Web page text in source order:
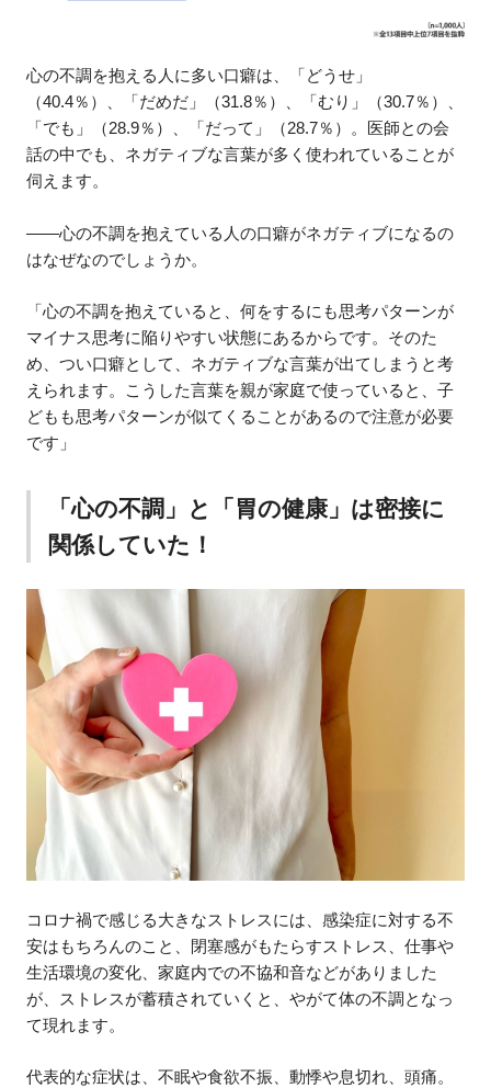
心の不調を抱える人に多い口癖は、「どうせ」
（40.4％）、「だめだ」（31.8％）、「むり」（30.7％）、
「でも」（28.9％）、「だって」（28.7％）。医師との会
話の中でも、ネガティブな言葉が多く使われていることが
伺えます。
――心の不調を抱えている人の口癖がネガティブになるの
はなぜなのでしょうか。
「心の不調を抱えていると、何をするにも思考パターンが
マイナス思考に陥りやすい状態にあるからです。そのた
め、つい口癖として、ネガティブな言葉が出てしまうと考
えられます。こうした言葉を親が家庭で使っていると、子
どもも思考パターンが似てくることがあるので注意が必要
です」
「心の不調」と「胃の健康」は密接に
関係していた！
コロナ禍で感じる大きなストレスには、感染症に対する不
安はもちろんのこと、閉塞感がもたらすストレス、仕事や
生活環境の変化、家庭内での不協和音などがありました
が、ストレスが蓄積されていくと、やがて体の不調となっ
て現れます。
代表的な症状は、不眠や食欲不振、動悸や息切れ、頭痛。